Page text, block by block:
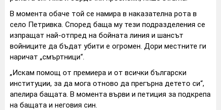
В момента обаче той се намира в наказателна рота в
село Петривка. Според баща му тези подразделения се
изпращат най-отпред на бойната линия и шансът
войниците да бъдат убити е огромен. Дори местните ги
наричат „смъртници“.
„Искам помощ от премиера и от всички български
институции, за да мога отново да прегърна детето си“,
апелира бащата. В момента върви и петиция за подкрепа
на бащата и неговия син.